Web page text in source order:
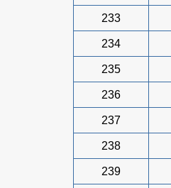
233
234
235
236
237
238
239